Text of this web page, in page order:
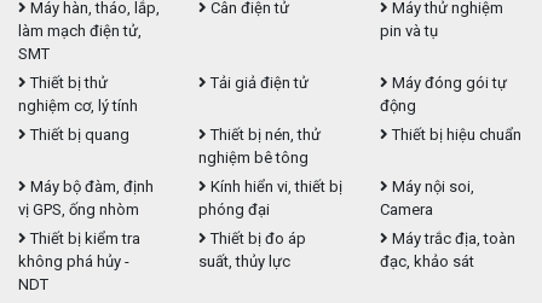
Máy hàn, tháo, lắp,
làm mạch điện tử,
SMT
Cân điện tử
Máy thử nghiệm
pin và tụ
Thiết bị thử
nghiệm cơ, lý tính
Tải giả điện tử
Máy đóng gói tự
động
Thiết bị quang
Thiết bị nén, thử
nghiệm bê tông
Thiết bị hiệu chuẩn
Máy bộ đàm, định
vị GPS, ống nhòm
Kính hiển vi, thiết bị
phóng đại
Máy nội soi,
Camera
Thiết bị kiểm tra
không phá hủy -
NDT
Thiết bị đo áp
suất, thủy lực
Máy trắc địa, toàn
đạc, khảo sát